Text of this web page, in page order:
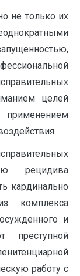
не только их
целей
рецидива
кардинально
комплекса
и
работу с